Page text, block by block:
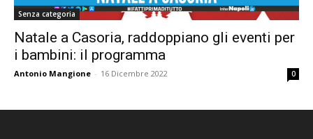
Senza categoria
Natale a Casoria, raddoppiano gli eventi per
i bambini: il programma
Antonio Mangione - 16 Dicembre 2022 0